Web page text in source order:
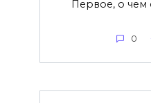
Первое, о чем
0